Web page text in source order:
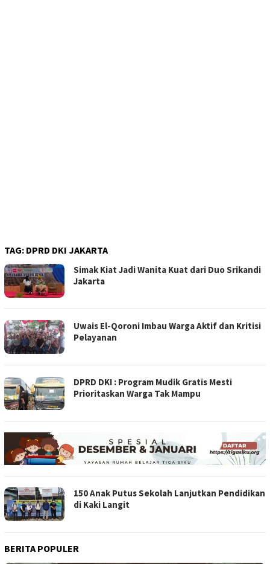
TAG: DPRD DKI JAKARTA
Simak Kiat Jadi Wanita Kuat dari Duo Srikandi
Jakarta
Uwais El-Qoroni Imbau Warga Aktif dan Kritisi
Pelayanan
DPRD DKI : Program Mudik Gratis Mesti
Prioritaskan Warga Tak Mampu
150 Anak Putus Sekolah Lanjutkan Pendidikan
di Kaki Langit
BERITA POPULER